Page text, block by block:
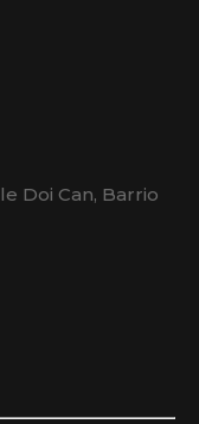
Doi Can, Barrio